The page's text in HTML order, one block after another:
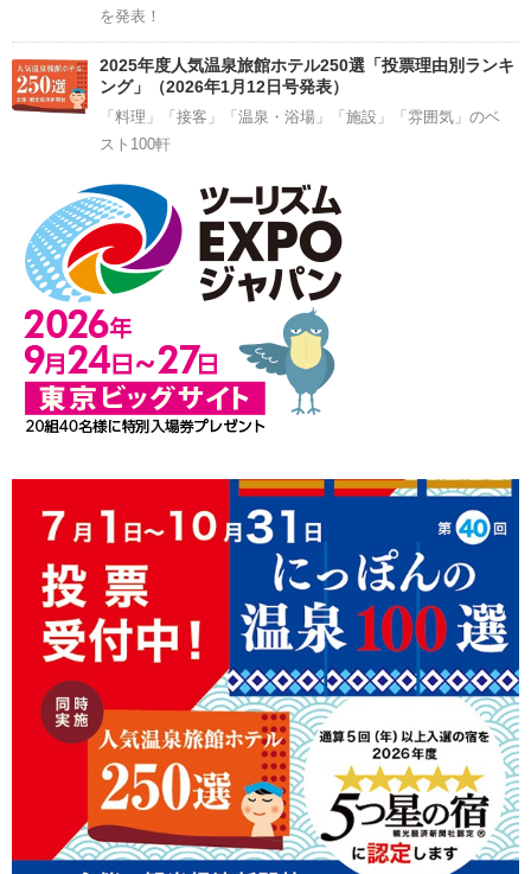
を発表！
2025年度人気温泉旅館ホテル250選「投票理由別ランキ
ング」（2026年1月12日号発表）
「料理」「接客」「温泉・浴場」「施設」「雰囲気」のベ
スト100軒